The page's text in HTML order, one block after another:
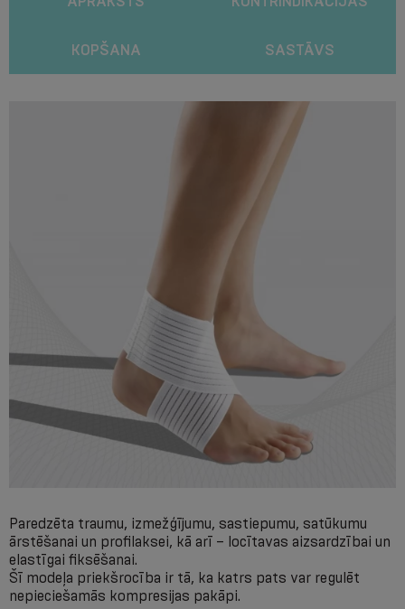
KOPŠANA SASTĀVS
Paredzēta traumu, izmežģījumu, sastiepumu, satūkumu
ārstēšanai un profilaksei, kā arī – locītavas aizsardzībai un
elastīgai fiksēšanai.
Šī modeļa priekšrocība ir tā, ka katrs pats var regulēt
nepieciešamās kompresijas pakāpi.